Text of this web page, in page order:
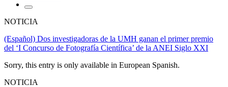
NOTICIA
(Español) Dos investigadoras de la UMH ganan el primer premio
del ‘I Concurso de Fotografía Científica’ de la ANEI Siglo XXI
Sorry, this entry is only available in European Spanish.
NOTICIA